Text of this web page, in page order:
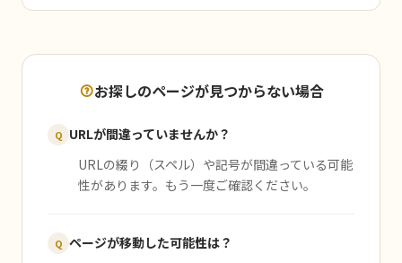
お探しのページが見つからない場合
Q URLが間違っていませんか？
URLの綴り（スペル）や記号が間違っている可能
性があります。もう一度ご確認ください。
Q ページが移動した可能性は？